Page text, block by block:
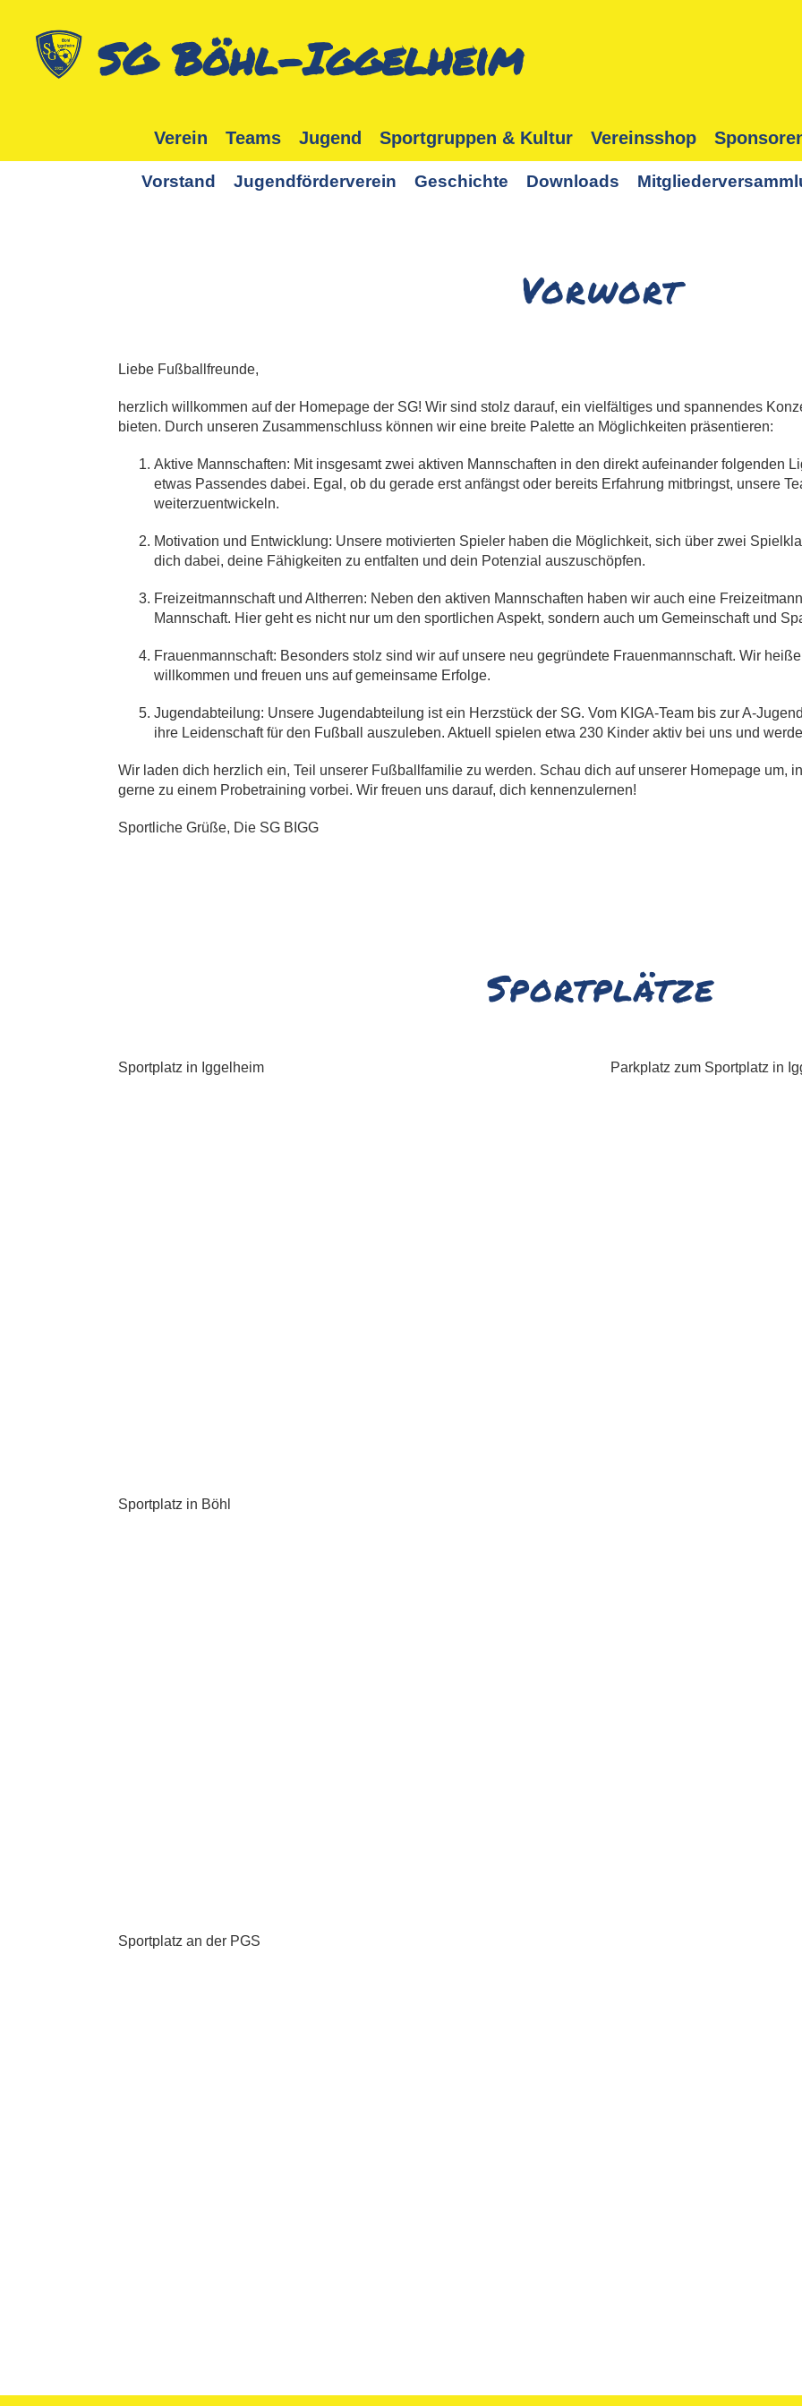
SG Böhl-Iggelheim
Verein Teams Jugend Sportgruppen & Kultur Vereinsshop
Vorstand Jugendförderverein Geschichte Downloads
Vorwort
Liebe Fußballfreunde,
herzlich willkommen auf der Homepage der SG! Wir sind stolz darauf, ein vielfältiges und spannendes
bieten. Durch unseren Zusammenschluss können wir eine breite Palette an Möglichkeiten präsentieren:
Aktive Mannschaften: Mit insgesamt zwei aktiven Mannschaften in den direkt aufeinander folgenden
etwas Passendes dabei. Egal, ob du gerade erst anfängst oder bereits Erfahrung mitbringst, unsere
weiterzuentwickeln.
Motivation und Entwicklung: Unsere motivierten Spieler haben die Möglichkeit, sich über zwei
dich dabei, deine Fähigkeiten zu entfalten und dein Potenzial auszuschöpfen.
Freizeitmannschaft und Altherren: Neben den aktiven Mannschaften haben wir auch eine
Mannschaft. Hier geht es nicht nur um den sportlichen Aspekt, sondern auch um Gemeinschaft und
Frauenmannschaft: Besonders stolz sind wir auf unsere neu gegründete Frauenmannschaft. Wir
willkommen und freuen uns auf gemeinsame Erfolge.
Jugendabteilung: Unsere Jugendabteilung ist ein Herzstück der SG. Vom KIGA-Team bis zur A-
ihre Leidenschaft für den Fußball auszuleben. Aktuell spielen etwa 230 Kinder aktiv bei uns und
Wir laden dich herzlich ein, Teil unserer Fußballfamilie zu werden. Schau dich auf unserer Homepage um,
gerne zu einem Probetraining vorbei. Wir freuen uns darauf, dich kennenzulernen!
Sportliche Grüße, Die SG BIGG
Sportplätze
Sportplatz in Iggelheim Parkplatz zum Sportplatz in
Sportplatz in Böhl
Sportplatz an der PGS